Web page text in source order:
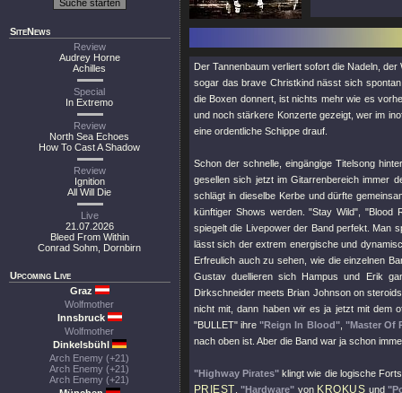
SiteNews
Review
Audrey Horne
Achilles
Special
In Extremo
Review
North Sea Echoes
How To Cast A Shadow
Review
Ignition
All Will Die
Live
21.07.2026
Bleed From Within
Conrad Sohm, Dornbirn
Upcoming Live
Graz
Wolfmother
Innsbruck
Wolfmother
Dinkelsbühl
Arch Enemy (+21)
Arch Enemy (+21)
Arch Enemy (+21)
Der Tannenbaum verliert sofort die Nadeln,
sogar das brave Christkind nässt sich
die Boxen donnert, ist nichts mehr wie es
und noch stärkere Konzerte gezeigt, wer im
eine ordentliche Schippe drauf.
Schon der schnelle, eingängige Titelsong
gesellen sich jetzt im Gitarrenbereich immer
schlägt in dieselbe Kerbe und dürfte
künftiger Shows werden."Stay Wild" ,"Blood
spiegelt die Livepower der Band perfekt. Man
lässt sich der extrem energische und
Erfreulich auch zu sehen, wie die einzelnen
Gustav duellieren sich Hampus und Erik
Dirkschneider meets Brian Johnson on
nicht mit, dann haben wir es ja jetzt mit dem
"BULLET" ihre"Reign In Blood", "Master Of
nach oben ist. Aber die Band war ja schon
"Highway Pirates" klingt wie die logische
PRIEST ,"Hardware" von KROKUS und